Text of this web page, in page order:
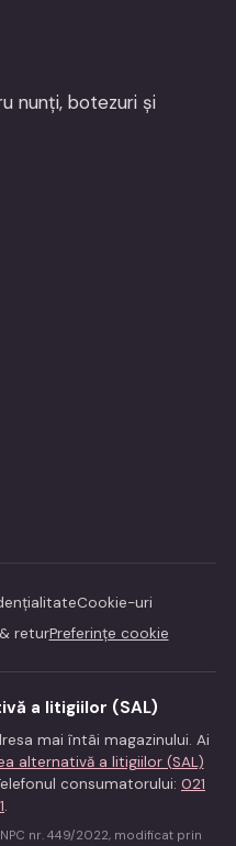
nunți, botezuri și
Cookie-uri
returPreferințe cookie
a litigiilor (SAL)
mai întâi magazinului. Ai
alternativă a litigiilor (SAL)
consumatorului: 021
.
nr. 449/2022, modificat prin